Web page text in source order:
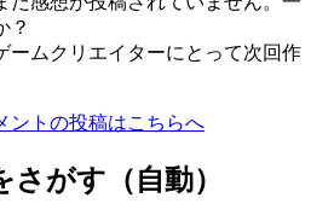
？
ームクリエイターにとって次回作
ントの投稿はこちらへ
がす（自動）